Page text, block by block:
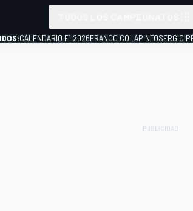
CALENDARIO F1 2026FRANCO COLAPINTOSERGIO